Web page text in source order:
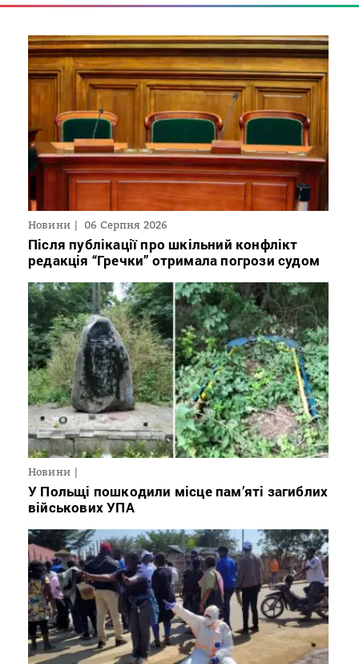
Новини 06 Серпня 2026
Після публікації про шкільний конфлікт
редакція “Гречки” отримала погрози судом
Новини
У Польщі пошкодили місце пам’яті загиблих
військових УПА